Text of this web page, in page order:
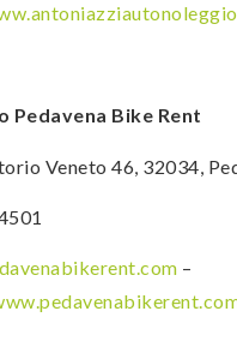
Pedavena Bike Rent
Veneto 46, 32034,
–